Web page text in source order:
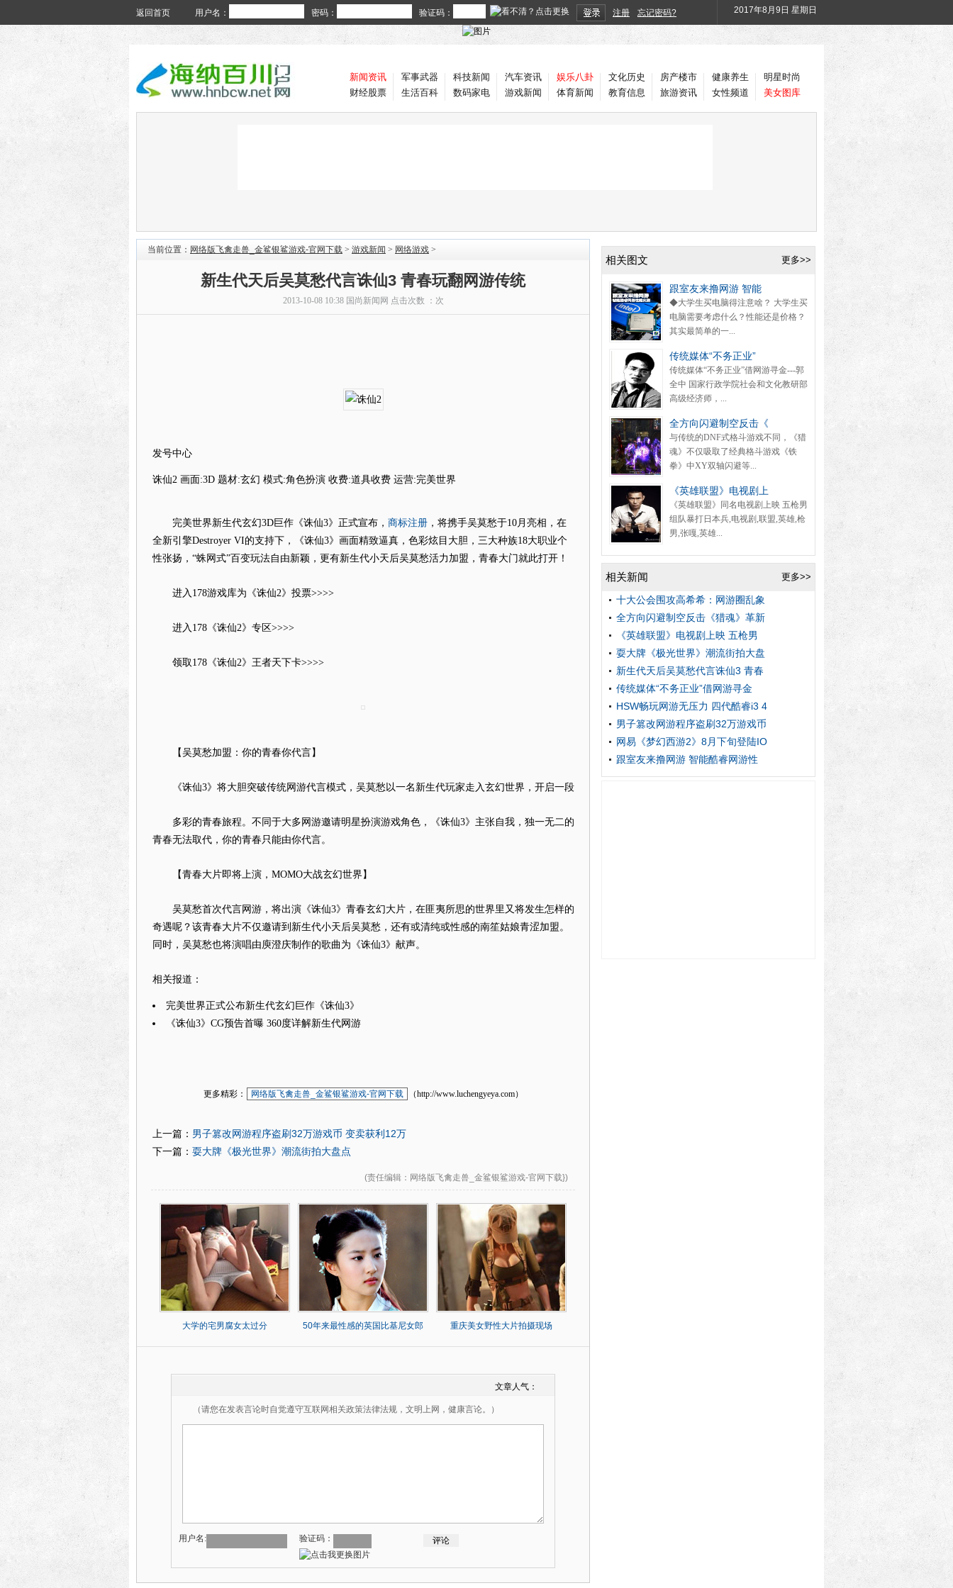
返回首页 用户名： 密码： 验证码： 注册 忘记密码? 2017年8月9日 星期日
新闻资讯
财经股票
军事武器
生活百科
科技新闻
数码家电
汽车资讯
游戏新闻
娱乐八卦
体育新闻
文化历史
教育信息
房产楼市
旅游资讯
健康养生
女性频道
明星时尚
美女图库
当前位置： 网络版飞禽走兽_金鲨银鲨游戏-官网下载 > 游戏新闻 > 网络游戏 >
新生代天后吴莫愁代言诛仙3 青春玩翻网游传统
2013-10-08 10:38 国尚新闻网 点击次数 ： 次
发号中心
诛仙2 画面:3D 题材:玄幻 模式:角色扮演 收费:道具收费 运营:完美世界
完美世界新生代玄幻3D巨作《诛仙3》正式宣布， 商标注册，将携手吴莫愁于10月亮相，在
全新引擎Destroyer VI的支持下，《诛仙3》画面精致逼真，色彩炫目大胆，三大种族18大职业个
性张扬，“蛛网式”百变玩法自由新颖，更有新生代小天后吴莫愁活力加盟，青春大门就此打开！
进入178游戏库为《诛仙2》投票>>>>
进入178《诛仙2》专区>>>>
领取178《诛仙2》王者天下卡>>>>
【吴莫愁加盟：你的青春你代言】
《诛仙3》将大胆突破传统网游代言模式，吴莫愁以一名新生代玩家走入玄幻世界，开启一段
多彩的青春旅程。不同于大多网游邀请明星扮演游戏角色，《诛仙3》主张自我，独一无二的
青春无法取代，你的青春只能由你代言。
【青春大片即将上演，MOMO大战玄幻世界】
吴莫愁首次代言网游，将出演《诛仙3》青春玄幻大片，在匪夷所思的世界里又将发生怎样的
奇遇呢？该青春大片不仅邀请到新生代小天后吴莫愁，还有或清纯或性感的南笙姑娘青涩加盟。
同时，吴莫愁也将演唱由庾澄庆制作的歌曲为《诛仙3》献声。
相关报道：
完美世界正式公布新生代玄幻巨作《诛仙3》
《诛仙3》CG预告首曝 360度详解新生代网游
更多精彩： 网络版飞禽走兽_金鲨银鲨游戏-官网下载 （http://www.luchengyeya.com）
上一篇： 男子篡改网游程序盗刷32万游戏币 变卖获利12万
下一篇： 耍大牌《极光世界》潮流街拍大盘点
(责任编辑 ：网络版飞禽走兽_金鲨银鲨游戏-官网下载})
大学的宅男腐女太过分 50年来最性感的英国比基尼女郎 重庆美女野性大片拍摄现场
文章人气：
（请您在发表言论时自觉遵守互联网相关政策法律法规，文明上网，健康言论。）
用户名: 验证码：
更多>>
相关图文
跟室友来撸网游 智能
◆大学生买电脑得注意啥？ 大学生买
电脑需要考虑什么？性能还是价格？
其实最简单的一...
传统媒体“不务正业”
传统媒体“不务正业”借网游寻金---郭
全中 国家行政学院社会和文化教研部
高级经济师，...
全方向闪避制空反击《
与传统的DNF式格斗游戏不同，《猎
魂》不仅吸取了经典格斗游戏《铁
拳》中XY双轴闪避等...
《英雄联盟》电视剧上
《英雄联盟》同名电视剧上映 五枪男
组队暴打日本兵,电视剧,联盟,英雄,枪
男,张嘎,英雄...
更多>>
相关新闻
十大公会围攻高希希：网游圈乱象
全方向闪避制空反击《猎魂》革新
《英雄联盟》电视剧上映 五枪男
耍大牌《极光世界》潮流街拍大盘
新生代天后吴莫愁代言诛仙3 青春
传统媒体“不务正业”借网游寻金
HSW畅玩网游无压力 四代酷睿i3 4
男子篡改网游程序盗刷32万游戏币
网易《梦幻西游2》8月下旬登陆IO
跟室友来撸网游 智能酷睿网游性